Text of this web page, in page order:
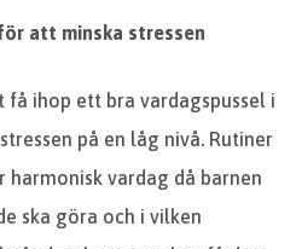
att minska stressen
ihop ett bra vardagspussel i
på en låg nivå. Rutiner
harmonisk vardag då barnen
ska göra och i vilken